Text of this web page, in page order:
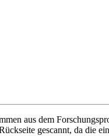
aus dem
gescannt, da die